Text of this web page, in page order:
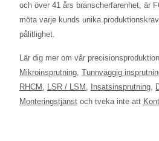
och över 41 års branscherfarenhet, är
möta varje kunds unika
pålitlighet.
Lär dig mer om vår precisionsproduktion
Mikroinsprutning, Tunnväggig
RHCM , LSR / LSM , Insatsinsprutning,
Monteringstjänst och tveka inte att